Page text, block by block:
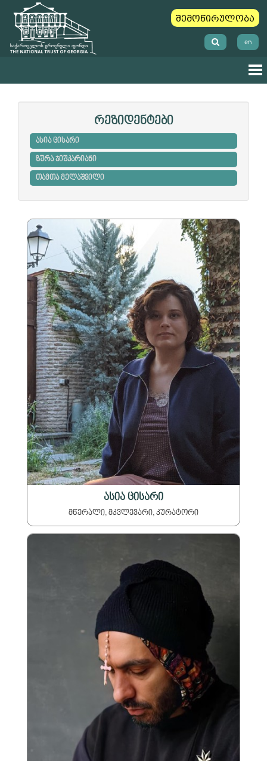
შემოწირულობა
en
რეზიდენტები
ასია ცისარი
ზურა ჯიშკარიანი
თამთა მელაშვილი
ასია ცისარი
მწერალი, მკვლევარი, კურატორი